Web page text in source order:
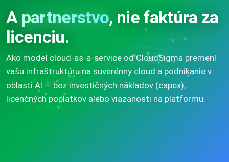
A partnerstvo, nie faktúra za
licenciu.
Ako model cloud-as-a-service od CloudSigma premení
vašu infraštruktúru na suverénny cloud a podnikanie v
oblasti AI — bez investičných nákladov (capex),
licenčných poplatkov alebo viazanosti na platformu.